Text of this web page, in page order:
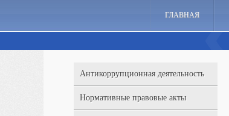
ГЛАВНАЯ
Антикоррупционная деятельность
Нормативные правовые акты